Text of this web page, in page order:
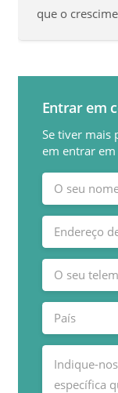
que o
Entrar em
Se tiver mais
em entrar